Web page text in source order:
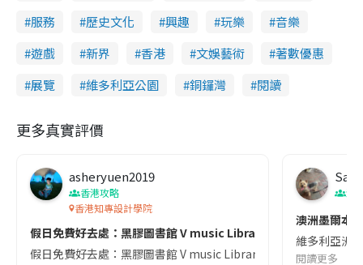
服務 歷史文化 興趣 玩樂
音樂
遊戲
新界 香港 文娛藝術
著數優惠
展覽
維多利亞公園 銅鑼灣 閱讀
更多真實評價
asheryuen2019
香港攻略
香港知專設計學院
假日免費好去處：黑膠圖書館 V music Library
假日免費好去處：黑膠圖書館 V music Library 免費任聽過百隻
澳
澳洲墨爾本
維多利亞洲
閱讀更多